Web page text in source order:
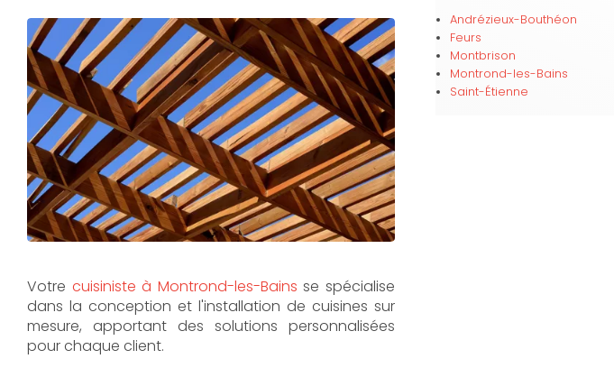
Votre cuisiniste à Montrond-les-Bains se spécialise
dans la conception et l'installation de cuisines sur
mesure, apportant des solutions personnalisées
pour chaque client.
Andrézieux-Bouthéon
Feurs
Montbrison
Montrond-les-Bains
Saint-Étienne